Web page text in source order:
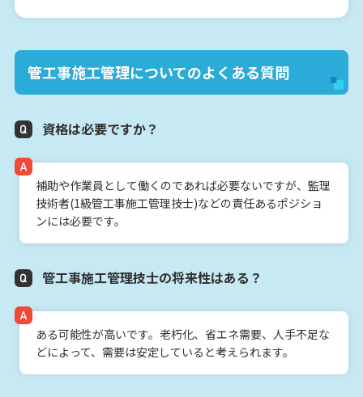
管工事施工管理についてのよくある質問
資格は必要ですか？
補助や作業員として働くのであれば必要ないですが、監理
技術者(1級管工事施工管理技士)などの責任あるポジショ
ンには必要です。
管工事施工管理技士の将来性はある？
ある可能性が高いです。老朽化、省エネ需要、人手不足な
どによって、需要は安定していると考えられます。